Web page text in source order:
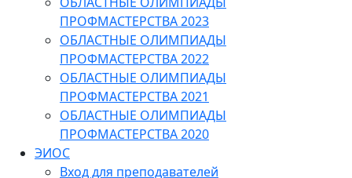
ПРОФМАСТЕРСТВА 2023
ОБЛАСТНЫЕ ОЛИМПИАДЫ
ПРОФМАСТЕРСТВА 2022
ОБЛАСТНЫЕ ОЛИМПИАДЫ
ПРОФМАСТЕРСТВА 2021
ОБЛАСТНЫЕ ОЛИМПИАДЫ
ПРОФМАСТЕРСТВА 2020
ЭИОС
Вход для преподавателей